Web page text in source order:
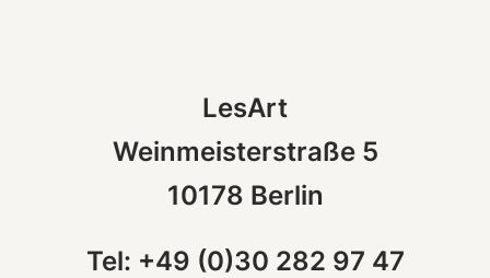
LesArt
Weinmeisterstraße 5
10178 Berlin
Tel: +49 (0)30 282 97 47